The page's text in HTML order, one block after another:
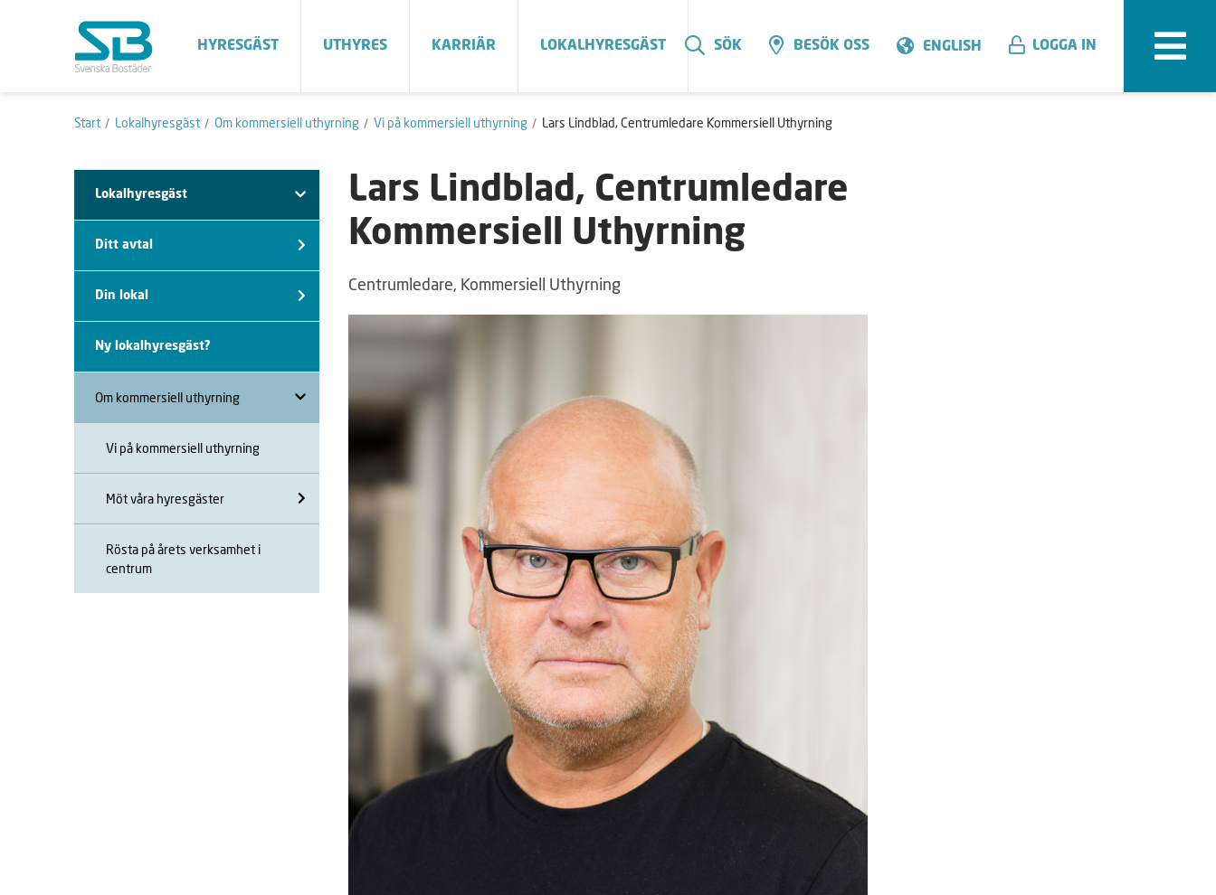
HYRESGÄST UTHYRES KARRIÄR LOKALHYRESGÄST SÖK BESÖK OSS ENGLISH LOGGA IN
Start Lokalhyresgäst Om kommersiell uthyrning Vi på kommersiell uthyrning Lars Lindblad, Centrumledare Kommersiell Uthyrning
Lokalhyresgäst
Ditt avtal
Din lokal
Ny lokalhyresgäst?
Om kommersiell uthyrning
Vi på kommersiell uthyrning
Möt våra hyresgäster
Rösta på årets verksamhet i
centrum
Lars Lindblad, Centrumledare
Kommersiell Uthyrning
Centrumledare, Kommersiell Uthyrning